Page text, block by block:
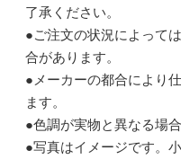
了承ください。
●ご注文の状況によって
合があります。
●メーカーの都合により
ます。
●色調が実物と異なる場
●写真はイメージです。